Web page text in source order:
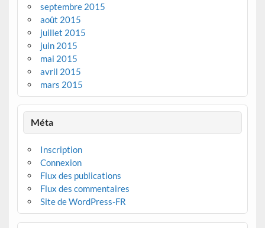
septembre 2015
août 2015
juillet 2015
juin 2015
mai 2015
avril 2015
mars 2015
Méta
Inscription
Connexion
Flux des publications
Flux des commentaires
Site de WordPress-FR